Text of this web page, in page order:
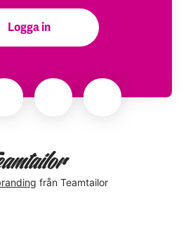
Logga in
från Teamtailor